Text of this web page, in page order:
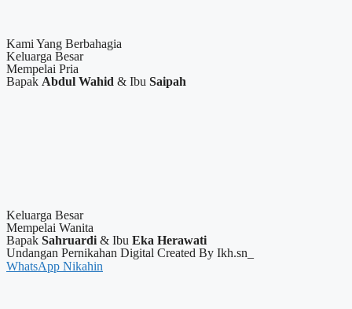
Kami Yang Berbahagia
Keluarga Besar
Mempelai Pria
Bapak Abdul Wahid & Ibu Saipah
Keluarga Besar
Mempelai Wanita
Bapak Sahruardi & Ibu Eka Herawati
Undangan Pernikahan Digital Created By Ikh.sn_
WhatsApp Nikahin